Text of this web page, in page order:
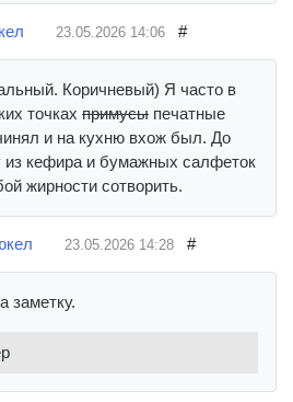
23.05.2026 14:06 #
Коричневый) Я часто в
точках примусы печатные
и на кухню вхож был. До
из кефира и бумажных салфеток
жирности сотворить.
23.05.2026 14:28 #
заметку.